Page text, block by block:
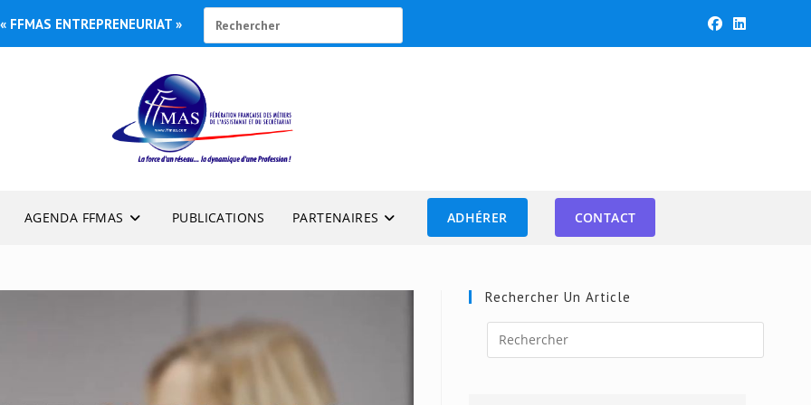
FFMAS ENTREPRENEURIAT »
AGENDA FFMAS PUBLICATIONS PARTENAIRES ADHÉRER CONTACT
Rechercher Un Article